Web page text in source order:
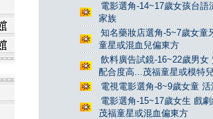
電影選角-14~17歲女孩台
家族
知名藥妝店選角-5~7歲女童
童星或混血兒偏東方
飲料廣告試鏡-16~22歲男
配合度高...茂福童星或模特
電視電影選角-8~9歲女童
電影選角-15~17歲女生 戲
茂福童星或混血偏東方